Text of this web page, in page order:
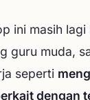
ini masih
guru muda,
seperti
dengan